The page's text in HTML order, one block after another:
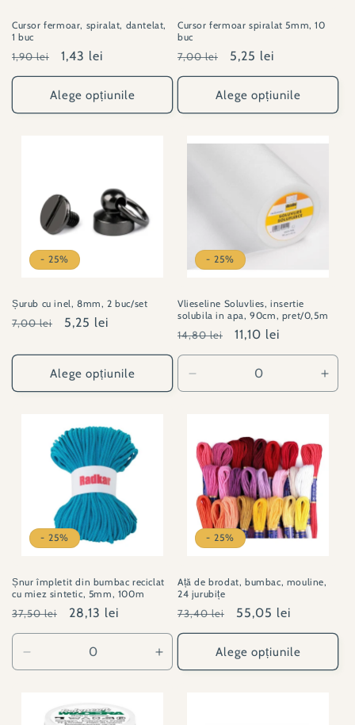
Cursor fermoar, spiralat, dantelat,
1 buc
Preț
obișnuit
1,90 lei
Preț
redus
1,43 lei
Alege opțiunile
Cursor fermoar spiralat 5mm, 10
buc
Preț
obișnuit
7,00 lei
Preț
redus
5,25 lei
Alege opțiunile
- 25%
Șurub cu inel, 8mm, 2 buc/set
Preț
7,00 lei
Preț
5,25 lei
Alege opțiunile
- 25%
Vlieseline Soluvlies, insertie
solubila in apa, 90cm, pret/0,5m
Preț
obișnuit
14,80 lei
Preț
redus
11,10 lei
cantitatea
90cmlat
- 25%
Șnur împletit din bumbac reciclat
cu miez sintetic, 5mm, 100m
Preț
obișnuit
37,50 lei
Preț
redus
28,13 lei
cantitatea
JT#001014-
Creșteți
cantitatea
- 25%
Ață de brodat, bumbac, mouline,
24 jurubițe
Preț
obișnuit
73,40 lei
Preț
redus
55,05 lei
Alege opțiunile